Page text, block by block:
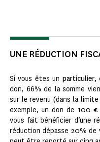
UNE RÉDUCTION
Si vous êtes un particulier,
don, 66% de la somme
sur le revenu (dans la
exemple, un don de 100
vous fait bénéficier d’une
réduction dépasse 20% de